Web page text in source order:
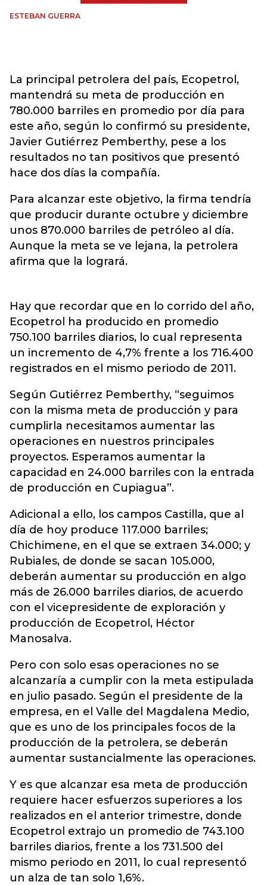
ESTEBAN GUERRA
La principal petrolera del país, Ecopetrol,
mantendrá su meta de producción en
780.000 barriles en promedio por día para
este año, según lo confirmó su presidente,
Javier Gutiérrez Pemberthy, pese a los
resultados no tan positivos que presentó
hace dos días la compañía.
Para alcanzar este objetivo, la firma tendría
que producir durante octubre y diciembre
unos 870.000 barriles de petróleo al día.
Aunque la meta se ve lejana, la petrolera
afirma que la logrará.
Hay que recordar que en lo corrido del año,
Ecopetrol ha producido en promedio
750.100 barriles diarios, lo cual representa
un incremento de 4,7% frente a los 716.400
registrados en el mismo periodo de 2011.
Según Gutiérrez Pemberthy, “seguimos
con la misma meta de producción y para
cumplirla necesitamos aumentar las
operaciones en nuestros principales
proyectos. Esperamos aumentar la
capacidad en 24.000 barriles con la entrada
de producción en Cupiagua”.
Adicional a ello, los campos Castilla, que al
día de hoy produce 117.000 barriles;
Chichimene, en el que se extraen 34.000; y
Rubiales, de donde se sacan 105.000,
deberán aumentar su producción en algo
más de 26.000 barriles diarios, de acuerdo
con el vicepresidente de exploración y
producción de Ecopetrol, Héctor
Manosalva.
Pero con solo esas operaciones no se
alcanzaría a cumplir con la meta estipulada
en julio pasado. Según el presidente de la
empresa, en el Valle del Magdalena Medio,
que es uno de los principales focos de la
producción de la petrolera, se deberán
aumentar sustancialmente las operaciones.
Y es que alcanzar esa meta de producción
requiere hacer esfuerzos superiores a los
realizados en el anterior trimestre, donde
Ecopetrol extrajo un promedio de 743.100
barriles diarios, frente a los 731.500 del
mismo periodo en 2011, lo cual representó
un alza de tan solo 1,6%.